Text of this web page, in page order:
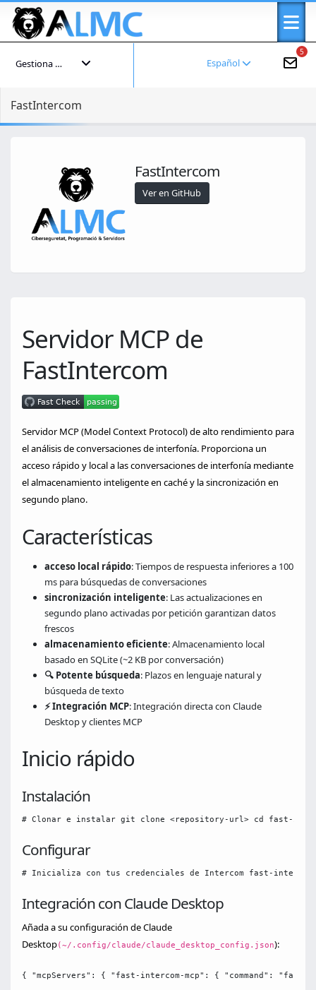
5
Español
Gestiona tu cuenta
FastIntercom
FastIntercom
Ver en GitHub
Servidor MCP de
FastIntercom
Servidor MCP (Model Context Protocol) de alto rendimiento para
el análisis de conversaciones de interfonía. Proporciona un
acceso rápido y local a las conversaciones de interfonía mediante
el almacenamiento inteligente en caché y la sincronización en
segundo plano.
Características
acceso local rápido: Tiempos de respuesta inferiores a 100
ms para búsquedas de conversaciones
sincronización inteligente: Las actualizaciones en
segundo plano activadas por petición garantizan datos
frescos
almacenamiento eficiente: Almacenamiento local
basado en SQLite (~2 KB por conversación)
🔍 Potente búsqueda: Plazos en lenguaje natural y
búsqueda de texto
⚡ Integración MCP: Integración directa con Claude
Desktop y clientes MCP
Inicio rápido
Instalación
# Clonar e instalar git clone <repository-url> cd fast-
Configurar
# Inicializa con tus credenciales de Intercom fast-
Integración con Claude Desktop
Añada a su configuración de Claude
Desktop(~/.config/claude/claude_desktop_config.json):
{ "mcpServers": { "fast-intercom-mcp": { "command": "fast-